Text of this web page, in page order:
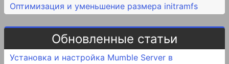
Оптимизация и уменьшение размера initramfs
Обновленные статьи
Установка и настройка Mumble Server в